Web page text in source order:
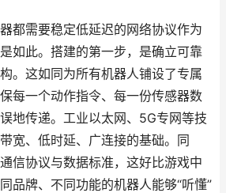
都需要稳定低延迟的网络协议作为
如此。搭建的第一步，是确立可靠
。这如同为所有机器人铺设了专属
每一个动作指令、每一份传感器数
地传递。工业以太网、5G专网等技
宽、低时延、广连接的基础。同
信协议与数据标准，这好比游戏中
品牌、不同功能的机器人能够“听懂”